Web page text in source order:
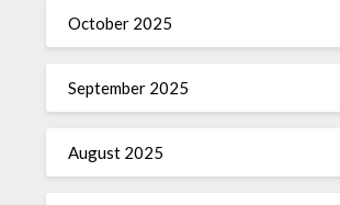
October 2025
September 2025
August 2025